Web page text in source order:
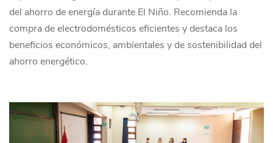
del ahorro de energía durante El Niño. Recomienda la
compra de electrodomésticos eficientes y destaca los
beneficios económicos, ambientales y de sostenibilidad del
ahorro energético.